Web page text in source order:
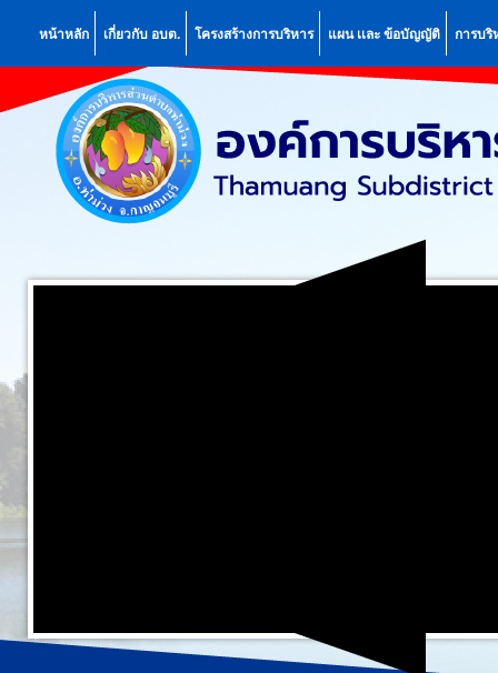
หน้าหลัก เกี่ยวกับ อบต. โครงสร้างการบริหาร แผน เเละ ข้อบัญญัติ การบริ